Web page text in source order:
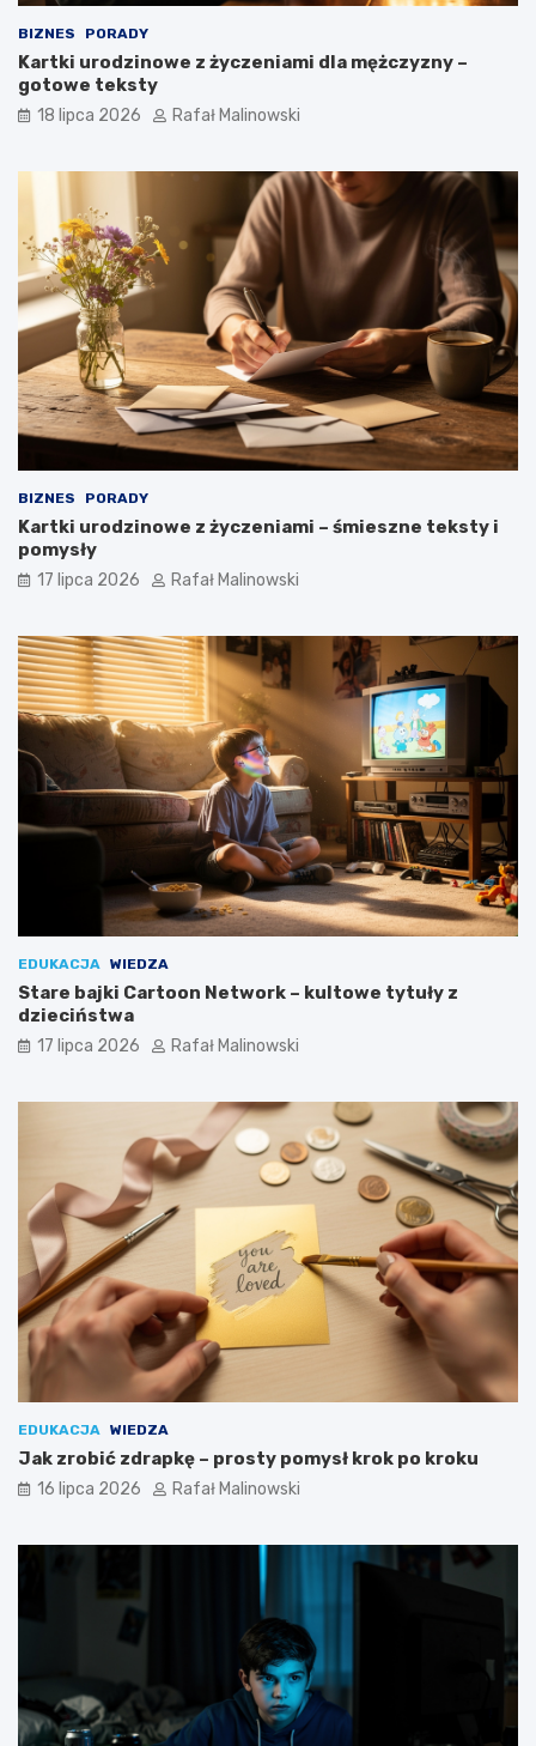
BIZNES PORADY
Kartki urodzinowe z życzeniami dla mężczyzny –
gotowe teksty
18 lipca 2026 Rafał Malinowski
BIZNES PORADY
Kartki urodzinowe z życzeniami – śmieszne teksty i
pomysły
17 lipca 2026 Rafał Malinowski
EDUKACJA WIEDZA
Stare bajki Cartoon Network – kultowe tytuły z
dzieciństwa
17 lipca 2026 Rafał Malinowski
EDUKACJA WIEDZA
Jak zrobić zdrapkę – prosty pomysł krok po kroku
16 lipca 2026 Rafał Malinowski